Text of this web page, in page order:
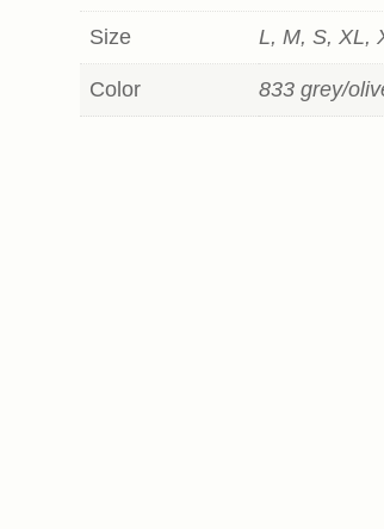
Size L, M, S, XL,
Color 833 grey/